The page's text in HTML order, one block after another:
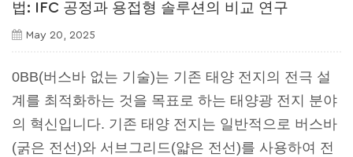
법: IFC 공정과 용접형 솔루션의 비교 연구
May 20, 2025
0BB(버스바 없는 기술)는 기존 태양 전지의 전극 설
계를 최적화하는 것을 목표로 하는 태양광 전지 분야
의 혁신입니다. 기존 태양 전지는 일반적으로 버스바
(굵은 전선)와 서브그리드(얇은 전선)를 사용하여 전